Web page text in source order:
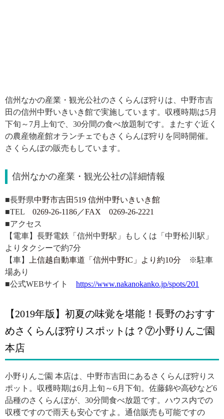
信州なかの産業・観光公社のさくらんぼ狩りは、中野市吉
田の信州中野いきいき館で実施しています。収穫時期は5月
下旬～7月上旬で、30分間の食べ放題制です。またすぐ近く
の農産物産館オランチェでもさくらんぼ狩りを同時開催。
さくらんぼの販売もしています。
信州なかの産業・観光公社の詳細情報
■長野県中野市吉田519 信州中野いきいき館
■TEL 0269-26-1186／FAX 0269-26-2221
■アクセス
【電車】長野電鉄「信州中野駅」もしくは「中野松川駅」
よりタクシーで約7分
【車】
上信越自動車道「信州中野IC」より約10分 ※駐車
場あり
■公式WEBサイト https://www.nakanokanko.jp/spots/201
【2019年版】初夏の味覚を堪能！長野のおすす
めさくらんぼ狩りスポットは？⑦小野りんご園
本店
小野りんご園 本店は、中野市吉田にあるさくらんぼ狩りス
ポット。収穫時期は6月上旬～6月下旬。佐藤錦や高砂など6
品種のさくらんぼが、30分間食べ放題です。ハウス内での
収穫ですので雨天も安心ですよ。通信販売も可能ですの